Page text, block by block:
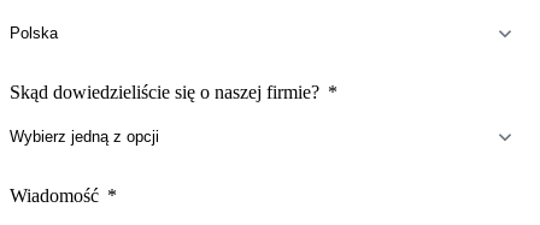
Skąd dowiedzieliście się o naszej firmie?
Wiadomość